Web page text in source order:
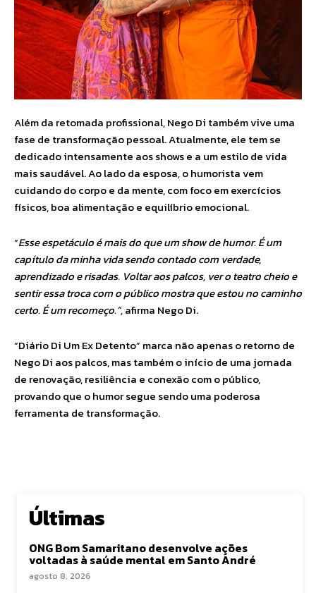
Além da retomada profissional, Nego Di também vive uma
fase de transformação pessoal. Atualmente, ele tem se
dedicado intensamente aos shows e a um estilo de vida
mais saudável. Ao lado da esposa, o humorista vem
cuidando do corpo e da mente, com foco em exercícios
físicos, boa alimentação e equilíbrio emocional.
“Esse espetáculo é mais do que um show de humor. É um
capítulo da minha vida sendo contado com verdade,
aprendizado e risadas. Voltar aos palcos, ver o teatro cheio e
sentir essa troca com o público mostra que estou no caminho
certo. É um recomeço.”,afirma Nego Di.
“Diário Di Um Ex Detento” marca não apenas o retorno de
Nego Di aos palcos, mas também o início de uma jornada
de renovação, resiliência e conexão com o público,
provando que o humor segue sendo uma poderosa
ferramenta de transformação.
Últimas
ONG Bom Samaritano desenvolve ações
voltadas à saúde mental em Santo André
agosto 8, 2026